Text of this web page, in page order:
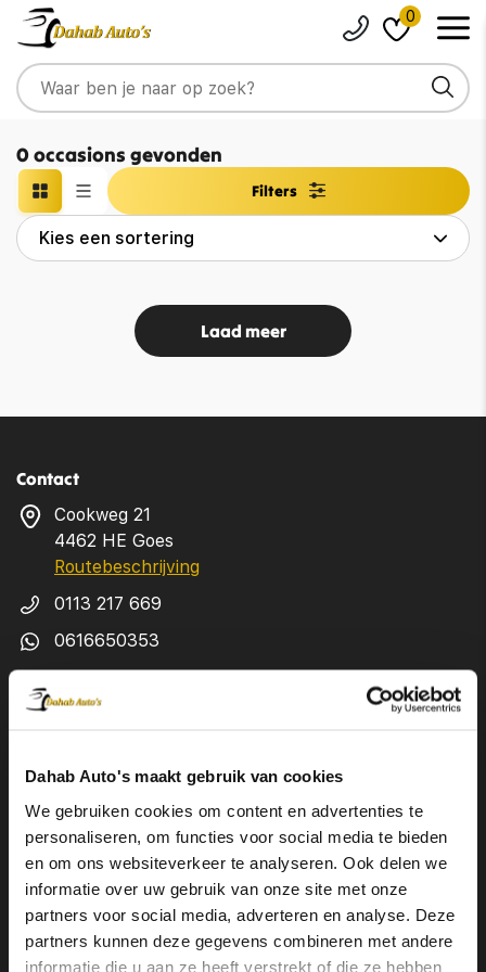
Dahab Auto's maakt gebruik van cookies
We gebruiken cookies om content en advertenties te
personaliseren, om functies voor social media te bieden
en om ons websiteverkeer te analyseren. Ook delen we
informatie over uw gebruik van onze site met onze
partners voor social media, adverteren en analyse. Deze
partners kunnen deze gegevens combineren met andere
informatie die u aan ze heeft verstrekt of die ze hebben
0
0 occasions gevonden
Filters
Laad meer
Contact
Cookweg 21
4462 HE Goes
Routebeschrijving
0113 217 669
0616650353
info@dahabautos.nl
Openingstijden showroom
maandag
09:00-18:00
dinsdag
09:00-18:00
woensdag
09:00-18:00
donderdag
09:00-18:00
vrijdag
09:00-18:00